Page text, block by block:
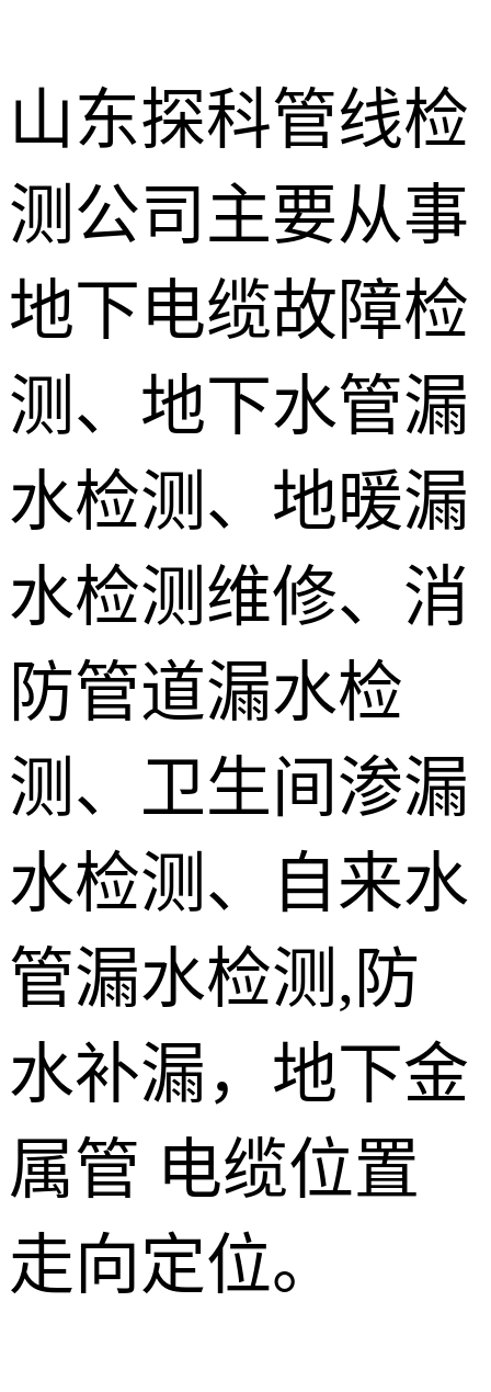
山东探科管线检
测公司主要从事
地下电缆故障检
测、地下水管漏
水检测、地暖漏
水检测维修、消
防管道漏水检
测、卫生间渗漏
水检测、自来水
管漏水检测,防
水补漏，地下金
属管 电缆位置
走向定位。
地下暗管漏
水检测
卫生间渗漏
水检测
地暖漏水检
测
壁挂炉维修
防水补漏
障检测
测漏水设备
训